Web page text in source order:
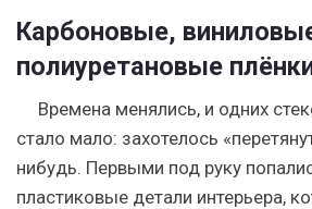
Карбоновые,
полиуретановые
Времена менялись, и одних
стало мало: захотелось
нибудь. Первыми под руку
пластиковые детали интерьера,